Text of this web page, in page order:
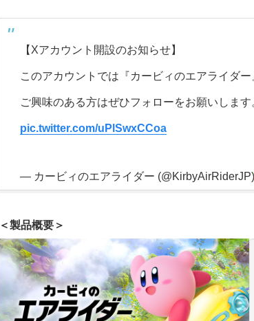
【Xアカウント開設のお知らせ】
このアカウントでは『カービィのエアライダ
ご興味のある方はぜひフォローをお願いします
pic.twitter.com/uPlSwxCCoa
— カービィのエアライダー (@KirbyAirRiderJP)
＜製品概要＞